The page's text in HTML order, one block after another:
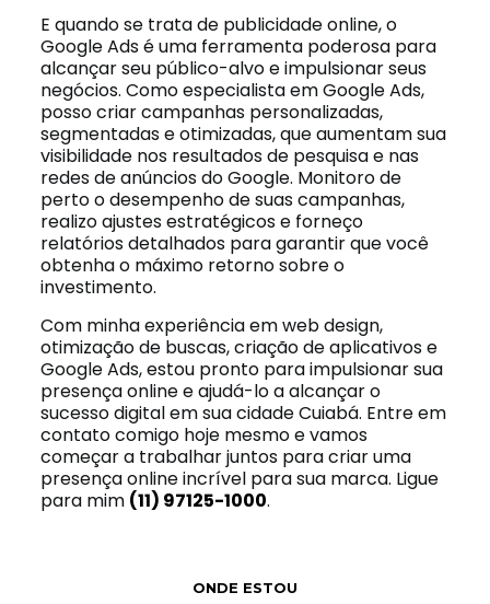
E quando se trata de publicidade online, o
Google Ads é uma ferramenta poderosa para
alcançar seu público-alvo e impulsionar seus
negócios. Como especialista em Google Ads,
posso criar campanhas personalizadas,
segmentadas e otimizadas, que aumentam sua
visibilidade nos resultados de pesquisa e nas
redes de anúncios do Google. Monitoro de
perto o desempenho de suas campanhas,
realizo ajustes estratégicos e forneço
relatórios detalhados para garantir que você
obtenha o máximo retorno sobre o
investimento.
Com minha experiência em web design,
otimização de buscas, criação de aplicativos e
Google Ads, estou pronto para impulsionar sua
presença online e ajudá-lo a alcançar o
sucesso digital em sua cidade Cuiabá. Entre em
contato comigo hoje mesmo e vamos
começar a trabalhar juntos para criar uma
presença online incrível para sua marca. Ligue
para mim (11) 97125-1000.
ONDE ESTOU